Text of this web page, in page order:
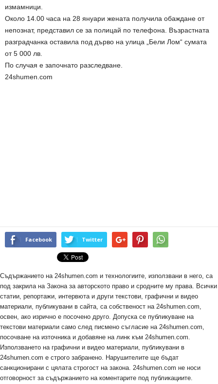
измамници.
Около 14.00 часа на 28 януари жената получила обаждане от
непознат, представил се за полицай по телефона. Възрастната
разградчанка оставила под дърво на улица „Бели Лом“ сумата
от 5 000 лв.
По случая е започнато разследване.
24shumen.com
Facebook Twitter
Съдържанието на 24shumen.com и технологиите, използвани в него, са
под закрила на Закона за авторското право и сродните му права. Всички
статии, репортажи, интервюта и други текстови, графични и видео
материали, публикувани в сайта, са собственост на 24shumen.com,
освен, ако изрично е посочено друго. Допуска се публикуване на
текстови материали само след писмено съгласие на 24shumen.com,
посочване на източника и добавяне на линк към 24shumen.com.
Използването на графични и видео материали, публикувани в
24shumen.com е строго забранено. Нарушителите ще бъдат
санкционирани с цялата строгост на закона. 24shumen.com не носи
отговорност за съдържанието на коментарите под публикациите.